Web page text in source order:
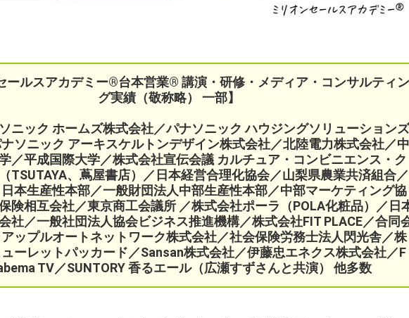
ールスアカデミー®︎台本営業®︎ 講演・研修・メディア・コンサルティン
グ実績（敬称略） 一部】
ニック ホームズ株式会社／パナソニック ハウジングソリューションズ
ソニック アーキスケルトンデザイン株式会社／北陸電力株式会社／中
／平成国際大学／株式会社宣伝会議 カルチュア・コンビニエンス・ク
TSUTAYA、蔦屋書店）／ 日本経営合理化協会／山梨県農業共済組合／
本生産性本部／一般財団法人中部生産性本部／中部マーケティング協
険相互会社／東京商工会議所 ／株式会社ポーラ（POLA化粧品） ／日
社／一般社団法人協会ビジネス推進機構／株式会社FIT PLACE／合同
アップルオートネットワーク株式会社／社会保険労務士法人閃光舎／株
ーレットパッカード／Sansan株式会社／伊藤忠エネクス株式会社／F
TV／SUNTORY 香るエール（広瀬すずさんと共演） 他多数